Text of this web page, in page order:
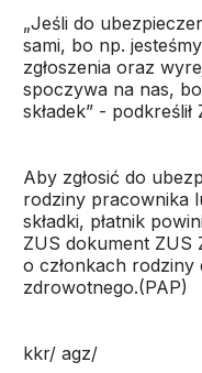
„Jeśli do
sami, bo np.
zgłoszenia oraz
spoczywa na nas,
składek” - podkreślił
Aby zgłosić do
rodziny pracownika
składki, płatnik
ZUS dokument ZUS
o członkach
zdrowotnego.(PAP)
kkr/ agz/